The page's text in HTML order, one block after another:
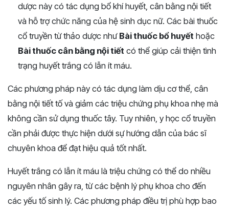
dược này có tác dụng bổ khí huyết, cân bằng nội tiết
và hỗ trợ chức năng của hệ sinh dục nữ. Các bài thuốc
cổ truyền từ thảo dược như Bài thuốc bổ huyết hoặc
Bài thuốc cân bằng nội tiết có thể giúp cải thiện tình
trạng huyết trắng có lẫn ít máu.
Các phương pháp này có tác dụng làm dịu cơ thể, cân
bằng nội tiết tố và giảm các triệu chứng phụ khoa nhẹ mà
không cần sử dụng thuốc tây. Tuy nhiên, y học cổ truyền
cần phải được thực hiện dưới sự hướng dẫn của bác sĩ
chuyên khoa để đạt hiệu quả tốt nhất.
Huyết trắng có lẫn ít máu là triệu chứng có thể do nhiều
nguyên nhân gây ra, từ các bệnh lý phụ khoa cho đến
các yếu tố sinh lý. Các phương pháp điều trị phù hợp bao